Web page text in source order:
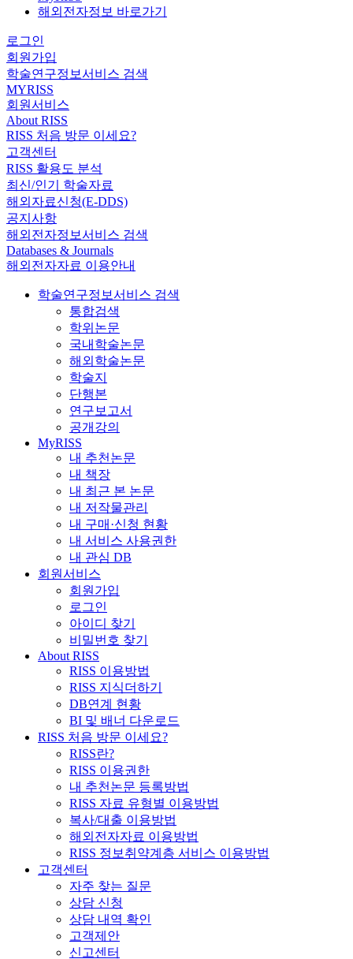
해외전자정보 바로가기
로그인
회원가입
학술연구정보서비스 검색
MYRISS
회원서비스
About RISS
RISS 처음 방문 이세요?
고객센터
RISS 활용도 분석
최신/인기 학술자료
해외자료신청(E-DDS)
공지사항
해외전자정보서비스 검색
Databases & Journals
해외전자자료 이용안내
학술연구정보서비스 검색
통합검색
학위논문
국내학술논문
해외학술논문
학술지
단행본
연구보고서
공개강의
MyRISS
내 추천논문
내 책장
내 최근 본 논문
내 저작물관리
내 구매·신청 현황
내 서비스 사용권한
내 관심 DB
회원서비스
회원가입
로그인
아이디 찾기
비밀번호 찾기
About RISS
RISS 이용방법
RISS 지식더하기
DB연계 현황
BI 및 배너 다운로드
RISS 처음 방문 이세요?
RISS란?
RISS 이용권한
내 추천논문 등록방법
RISS 자료 유형별 이용방법
복사/대출 이용방법
해외전자자료 이용방법
RISS 정보취약계층 서비스 이용방법
고객센터
자주 찾는 질문
상담 신청
상담 내역 확인
고객제안
신고센터